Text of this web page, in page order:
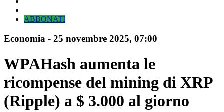
ABBONATI
Economia - 25 novembre 2025, 07:00
WPAHash aumenta le
ricompense del mining di XRP
(Ripple) a $ 3.000 al giorno